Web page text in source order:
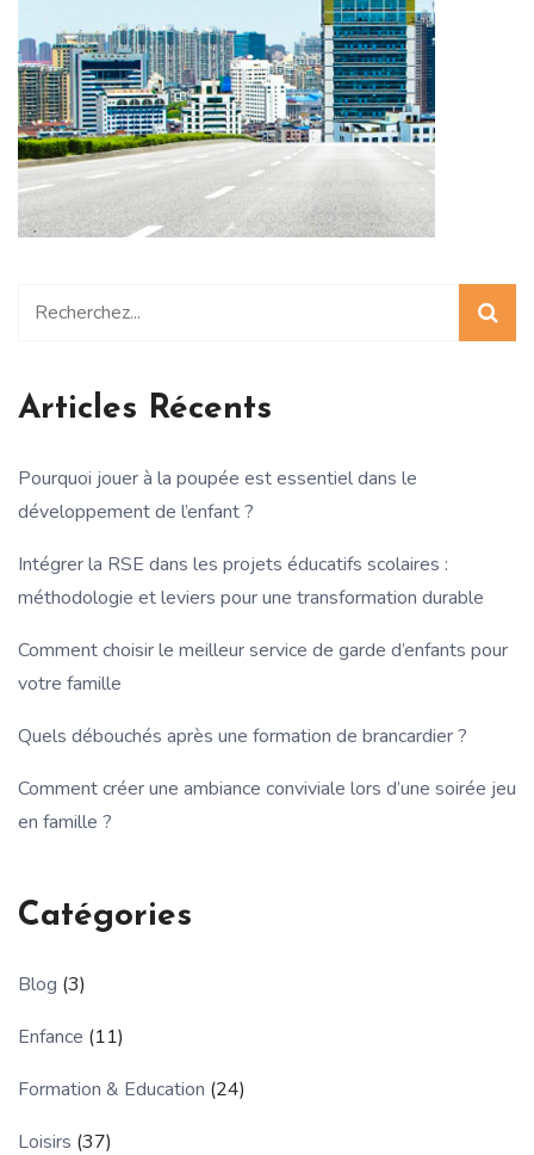
Articles Récents
Pourquoi jouer à la poupée est essentiel dans le
développement de l’enfant ?
Intégrer la RSE dans les projets éducatifs scolaires :
méthodologie et leviers pour une transformation durable
Comment choisir le meilleur service de garde d’enfants pour
votre famille
Quels débouchés après une formation de brancardier ?
Comment créer une ambiance conviviale lors d’une soirée jeu
en famille ?
Catégories
Blog (3)
Enfance (11)
Formation & Education (24)
Loisirs (37)